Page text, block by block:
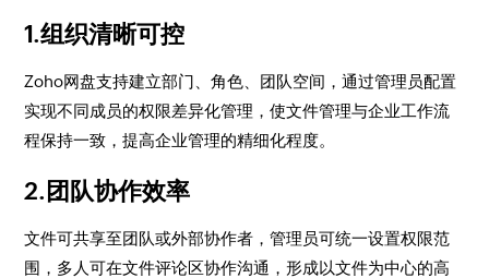
1.组织清晰可控
Zoho网盘支持建立部门、角色、团队空间，通过管理员配置
实现不同成员的权限差异化管理，使文件管理与企业工作流
程保持一致，提高企业管理的精细化程度。
2.团队协作效率
文件可共享至团队或外部协作者，管理员可统一设置权限范
围，多人可在文件评论区协作沟通，形成以文件为中心的高